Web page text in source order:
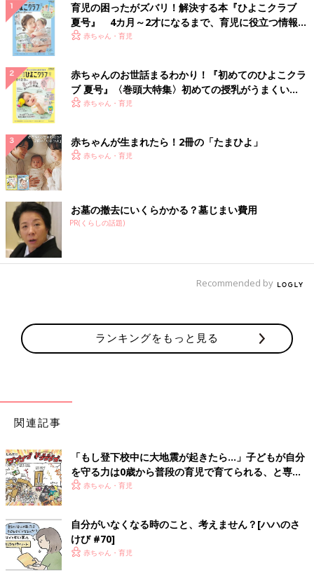
3． 自分でがんばるチカラ
自分でできることが少しずつ増えてくる3歳の時期。身の回りの
ことをできるようになるのが自立への第一歩です。最初はサポー
トが必要であったとしても、少しずつ、手を貸す機会を減らし、
自分のことは自分でできるようにしてあげましょう。
３つの力を伸ばす2つのポイント
自信を育むことにつながる、3つのチカラを伸ばすために必要な
ポイントをチェックしてみましょう。
1．「楽しい！」の中でやってみる。
2歳から3歳のころは、「楽しくないことはやりたくない！」とい
うのが自然な気持ちです。遊びを通して、楽しく「やってみた
い」という気持ちで何事もチャレンジさせてあげてください。
2．慌てず、スモールステップで
いきなり大きな目標を立てるとくじけてしまうのは大人も子ども
「もっとやりたい！」の意欲につなげてあげられることができま
す。
できることをもっと増やしてあげませんか。
3歳はまだまだ「楽しい」ことが大好きな時期です。いろんなこ
とができるようになってほしい！と考えるママやパパの気持ちと
は裏腹に、押し付けてしまうと「やりたい」気持ちを妨げること
ていくと、逆に自信を損ねる可能性があります。
焦らず、ゆっくり、着実に。小さなところから始めて、できるこ
とを増やしていって自信を育んでいきましょう。
育児の困ったがズバリ！解決する本『ひよこクラブ
夏号』 4カ月～2才になるまで、育児に役立つ情報が
いっぱい！
赤ちゃん・育児
赤ちゃんのお世話まるわかり！『初めてのひよこクラ
ブ 夏号』〈巻頭大特集〉初めての授乳がうまくい
く！ おっぱい・ミルクの基本と夏のトラブル 解決テ
赤ちゃん・育児
赤ちゃんが生まれたら！2冊の「たまひよ」
赤ちゃん・育児
お墓の撤去にいくらかかる？墓じまい費用
PR(くらしの話題)
Recommended by
ランキングをもっと見る
関連記事
「もし登下校中に大地震が起きたら…」子どもが自分
を守る力は0歳から普段の育児で育てられる、と専門
家が提言【年齢別に解説】
赤ちゃん・育児
自分がいなくなる時のこと、考えません？[ハハのさ
けび #70]
赤ちゃん・育児